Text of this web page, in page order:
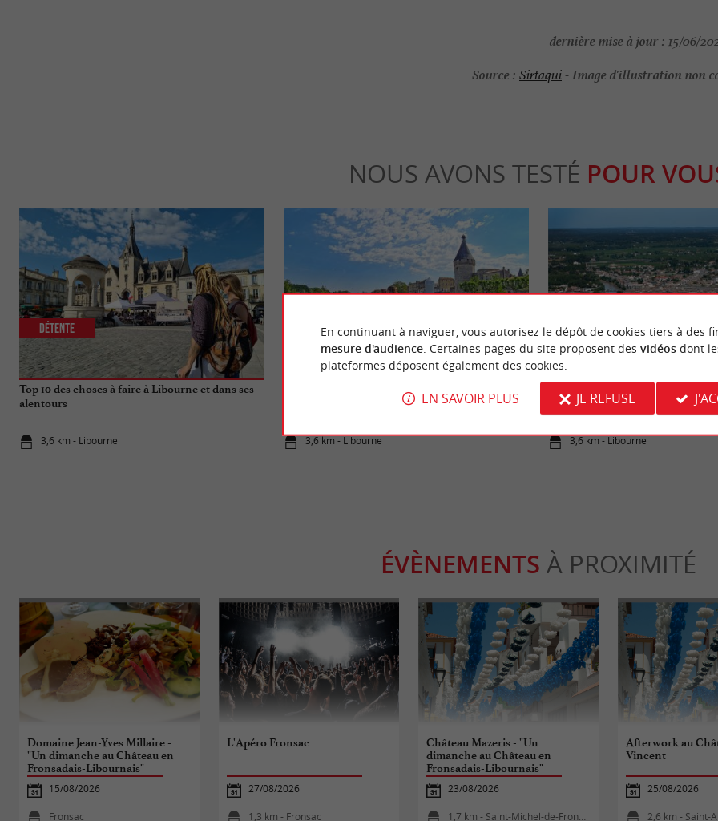
dernière mise à jour : 15/06/
Source : Sirtaqui-Image d'illustration non
NOUS AVONS TESTÉ POUR
Top 10 des choses à faire à Libourne et dans ses
alentours
3,6 km - Libourne
Détente
Visite de Libourne : une balade dans une bastide
3,6 km - Libourne
Culturelle
3,6 km - Libourne
Séjours / Weekend
ÉVÈNEMENTS À PROXIMITÉ
Domaine Jean-Yves Millaire -
"Un dimanche au Château en
Fronsadais-Libournais"
15/08/2026
Fronsac
L'Apéro Fronsac
27/08/2026
1,3 km - Fronsac
Château Mazeris - "Un
dimanche au Château en
Fronsadais-Libournais"
23/08/2026
1,7 km - Saint-Michel-de-Fronsac
Afterwork au
Vincent
25/08/2026
2,6 km - Saint-
En continuant à naviguer, vous autorisez le dépôt de cookies tiers à des
mesure d'audience. Certaines pages du site proposent des vidéosdont
plateformes déposent également des cookies.
EN SAVOIR PLUS JE REFUSE